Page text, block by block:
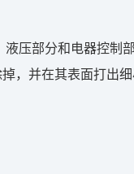
压部分和电器控制部
，并在其表面打